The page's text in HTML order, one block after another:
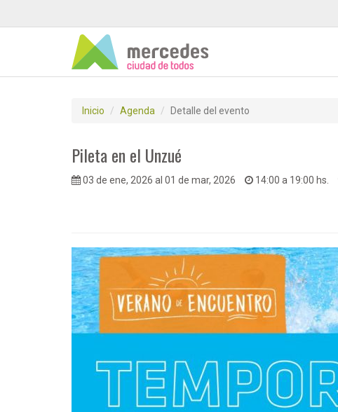
Inicio Agenda Detalle del evento
Pileta en el Unzué
03 de ene, 2026 al 01 de mar, 2026 14:00 a 19:00 hs.